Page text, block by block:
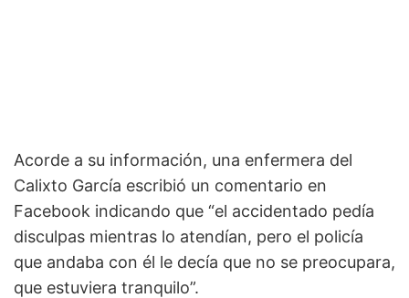
Acorde a su información, una enfermera del
Calixto García escribió un comentario en
Facebook indicando que “el accidentado pedía
disculpas mientras lo atendían, pero el policía
que andaba con él le decía que no se preocupara,
que estuviera tranquilo”.